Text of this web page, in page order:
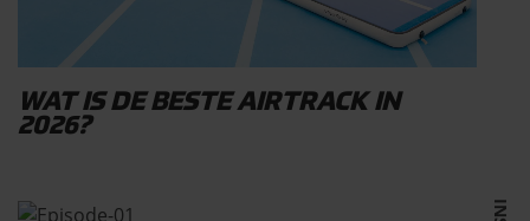
WAT IS DE BESTE AIRTRACK IN
2026?